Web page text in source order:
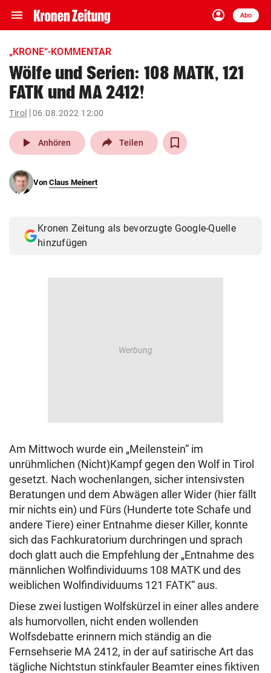
menu Navigation
ein-/ausklappen
account_circle
Anmelden
Abo
close Schließen
account_circle Anmelden
pin_drop
Wien arrow_right
„KRONE“-KOMMENTAR
Wölfe und Serien: 108 MATK, 121
FATK und MA 2412!
Tirol 06.08.2022 12:00
play_arrow Anhören Teilen
Von Claus Meinert
Kronen Zeitung als bevorzugte Google-Quelle
hinzufügen
Am Mittwoch wurde ein „Meilenstein“ im
unrühmlichen (Nicht)Kampf gegen den Wolf in Tirol
gesetzt. Nach wochenlangen, sicher intensivsten
Beratungen und dem Abwägen aller Wider (hier fällt
mir nichts ein) und Fürs (Hunderte tote Schafe und
andere Tiere) einer Entnahme dieser Killer, konnte
sich das Fachkuratorium durchringen und sprach
doch glatt auch die Empfehlung der „Entnahme des
männlichen Wolfindividuums 108 MATK und des
weiblichen Wolfindividuums 121 FATK“ aus.
Diese zwei lustigen Wolfskürzel in einer alles andere
als humorvollen, nicht enden wollenden
Wolfsdebatte erinnern mich ständig an die
Fernsehserie MA 2412, in der auf satirische Art das
tägliche Nichtstun stinkfauler Beamter eines fiktiven